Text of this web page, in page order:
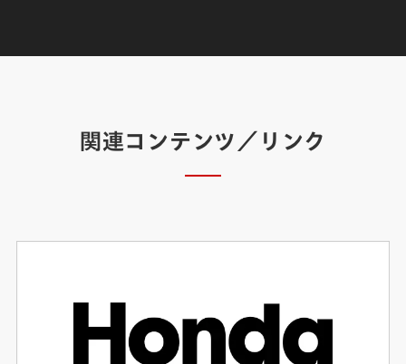
関連コンテンツ／リンク